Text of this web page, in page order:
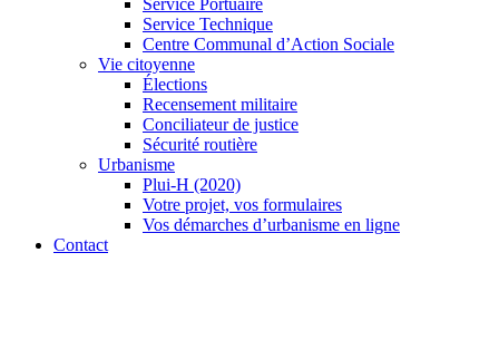
Service Technique
Centre Communal d’Action Sociale
Vie citoyenne
Élections
Recensement militaire
Conciliateur de justice
Sécurité routière
Urbanisme
Plui-H (2020)
Votre projet, vos formulaires
Vos démarches d’urbanisme en ligne
Contact